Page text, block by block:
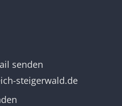
senden
steigerwald.de